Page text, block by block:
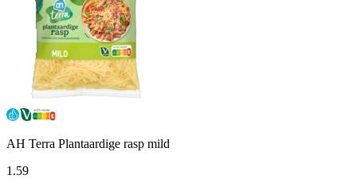
AH Terra Plantaardige rasp mild
1 .59